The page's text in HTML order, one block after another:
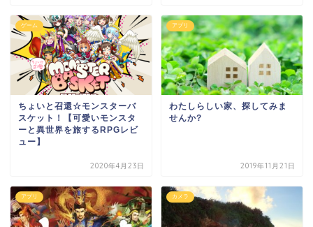
ゲーム
ちょいと召還☆モンスターバ
スケット！【可愛いモンスタ
ーと異世界を旅するRPGレビ
ュー】
2020年4月23日
アプリ
わたしらしい家、探してみま
せんか?
2019年11月21日
アプリ カメラ